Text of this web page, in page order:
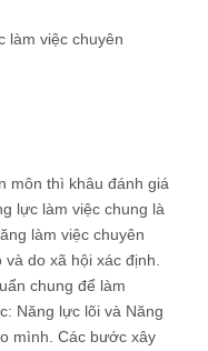
làm việc chuyên
môn thì khâu đánh giá
lực làm việc chung là
làm việc chuyên
do xã hội xác định.
chung để làm
Năng lực lõi và Năng
mình. Các bước xây